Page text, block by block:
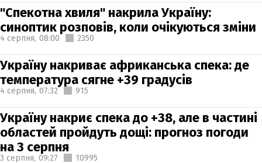
"Спекотна хвиля" накрила Україну:
синоптик розповів, коли очікуються зміни
4 серпня, 08:00 2350
Україну накриває африканська спека: де
температура сягне +39 градусів
4 серпня, 07:32 915
Україну накриє спека до +38, але в частині
областей пройдуть дощі: прогноз погоди
на 3 серпня
3 серпня, 09:27 10995